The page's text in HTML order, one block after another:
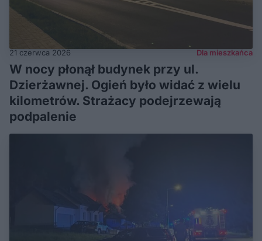
21 czerwca 2026 Dla mieszkańca
W nocy płonął budynek przy ul.
Dzierżawnej. Ogień było widać z wielu
kilometrów. Strażacy podejrzewają
podpalenie